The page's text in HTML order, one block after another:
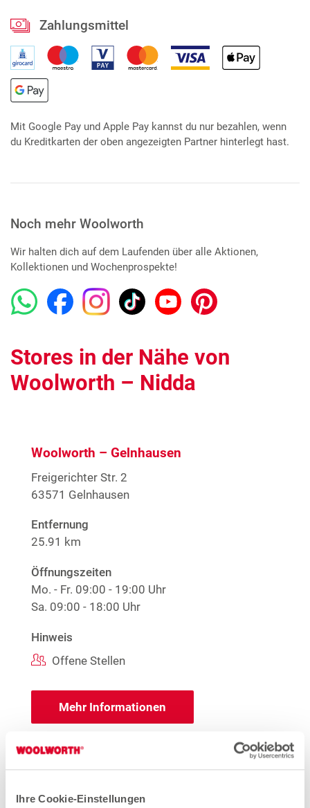
Ihre Cookie-Einstellungen
Zahlungsmittel
Mit Google Pay und Apple Pay kannst du nur bezahlen, wenn
du Kreditkarten der oben angezeigten Partner hinterlegt hast.
Noch mehr Woolworth
Wir halten dich auf dem Laufenden über alle Aktionen,
Kollektionen und Wochenprospekte!
Stores in der Nähe von
Woolworth – Nidda
Woolworth – Gelnhausen
Freigerichter Str. 2
63571 Gelnhausen
Entfernung
25.91 km
Öffnungszeiten
Mo. - Fr. 09:00 - 19:00 Uhr
Sa. 09:00 - 18:00 Uhr
Hinweis
Offene Stellen
Mehr Informationen
Woolworth – Bruchköbel
Keltenstraße 18b